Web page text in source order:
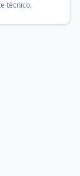
técnico.